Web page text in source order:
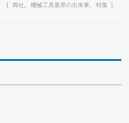
商社 機械工具業界の出来事 特集